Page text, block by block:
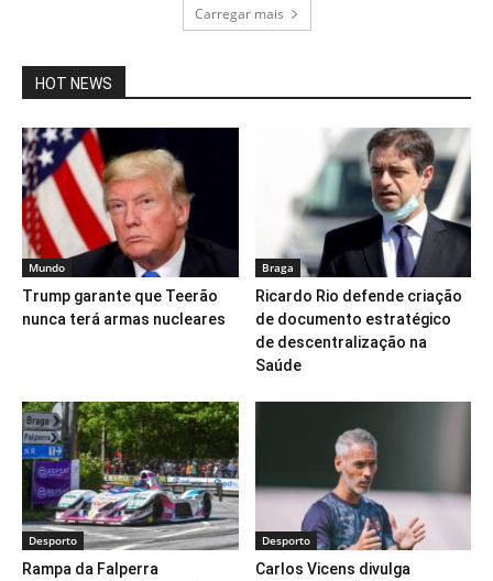
Carregar mais
HOT NEWS
Mundo
Trump garante que Teerão
nunca terá armas nucleares
Braga
Ricardo Rio defende criação
de documento estratégico
de descentralização na
Saúde
Desporto
Rampa da Falperra
Desporto
Carlos Vicens divulga